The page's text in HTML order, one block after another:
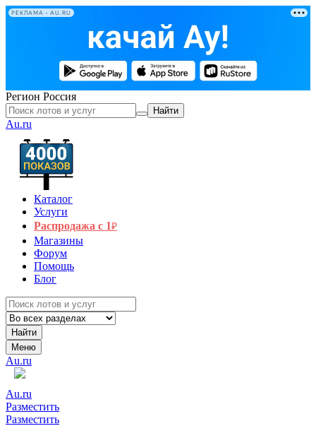
РЕКЛАМА • AU.RU
Регион Россия
Найти
Au.ru
Каталог
Услуги
Распродажа с 1₽
Магазины
Форум
Помощь
Блог
Найти
Меню
Au.ru
Au.ru
Разместить
Разместить